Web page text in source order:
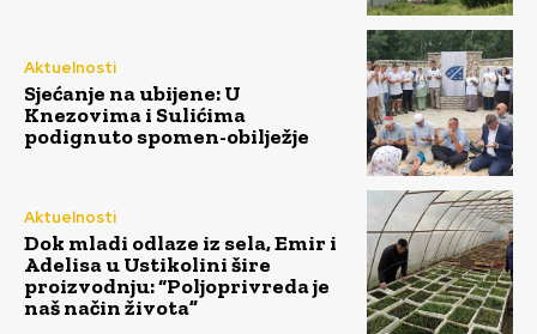
Aktuelnosti
Sjećanje na ubijene: U
Knezovima i Sulićima
podignuto spomen-obilježje
Aktuelnosti
Dok mladi odlaze iz sela, Emir i
Adelisa u Ustikolini šire
proizvodnju: “Poljoprivreda je
naš način života”